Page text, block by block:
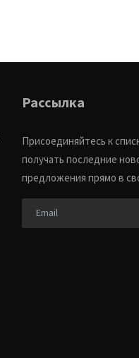
Рассылка
Присоединяйтесь к
получать последние
предложения прямо в